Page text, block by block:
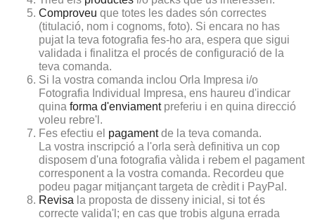
Comproveu que totes les dades són correctes
(titulació, nom i cognoms, foto). Si encara no has
pujat la teva fotografia fes-ho ara, espera que sigui
validada i finalitza el procés de configuració de la
teva comanda.
Si la vostra comanda inclou Orla Impresa i/o
Fotografia Individual Impresa, ens haureu d'indicar
quina forma d'enviamentpreferiu i en quina direcció
voleu rebre'l.
Fes efectiu el pagamentde la teva comanda.
La vostra inscripció a l'orla serà definitiva un cop
disposem d'una fotografia vàlida i rebem el pagament
corresponent a la vostra comanda. Recordeu que
podeu pagar mitjançant targeta de crèdit i PayPal.
Revisa la proposta de disseny inicial, si tot és
correcte valida'l; en cas que trobis alguna errada